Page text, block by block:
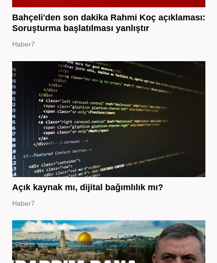
Bahçeli'den son dakika Rahmi Koç açıklaması:
Soruşturma başlatılması yanlıştır
Haber7
Açık kaynak mı, dijital bağımlılık mı?
Haber7